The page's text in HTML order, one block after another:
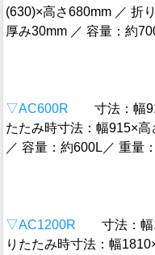
(630)×高さ680mm ／ 折
厚み30mm ／ 容量：約
▽AC600R 寸法：幅
たたみ時寸法：幅915×高
／ 容量：約600L／ 重量
▽AC1200R 寸法：幅
りたたみ時寸法：幅